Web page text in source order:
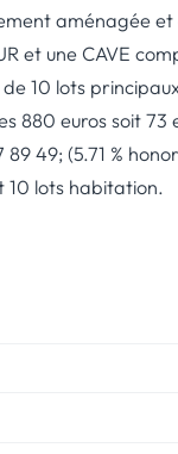
aménagée
et une CAVE
10 lots
880 euros soit 73
89 49; (5.71 %
10 lots habitation.